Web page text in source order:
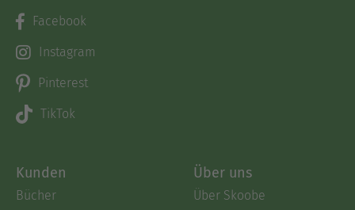
Facebook
Instagram
Pinterest
TikTok
Kunden
Bücher
Über uns
Über Skoobe